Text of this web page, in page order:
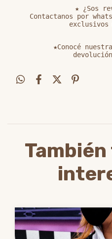
★ ¿Sos
Contactanos por
exclusivos
★Conocé
devolución